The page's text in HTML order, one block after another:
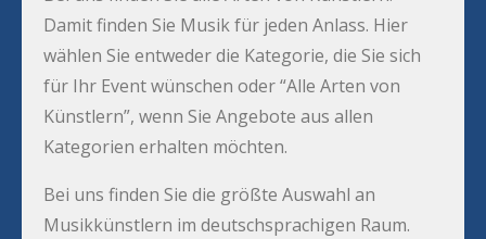
Damit finden Sie Musik für jeden Anlass. Hier
wählen Sie entweder die Kategorie, die Sie sich
für Ihr Event wünschen oder “Alle Arten von
Künstlern”, wenn Sie Angebote aus allen
Kategorien erhalten möchten.
Bei uns finden Sie die größte Auswahl an
Musikkünstlern im deutschsprachigen Raum.